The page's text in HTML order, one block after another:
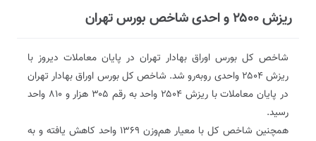
ریزش ۲۵۰۰ و احدی شاخص بورس تهران
شاخص کل بورس اوراق بهادار تهران در پایان معاملات دیروز با
ریزش ۲۵۰۴ واحدی روبه‌رو شد. شاخص کل بورس اوراق بهادار تهران
در پایان معاملات با ریزش ۲۵۰۴ واحد به رقم ۳۰۵ هزار و ۸۱۰ واحد
رسید.
همچنین شاخص کل با معیار هم‌وزن ۱۳۶۹ واحد کاهش یافته و به